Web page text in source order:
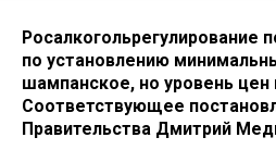
Росалкогольрегулирование
по установлению
шампанское, но уровень цен
Соответствующее
Правительства Дмитрий